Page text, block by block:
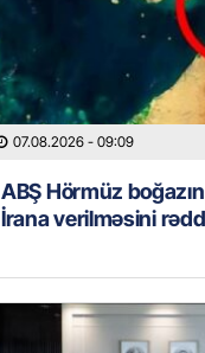
07.08.2026 - 09:09
ABŞ Hörmüz
İrana verilməsini